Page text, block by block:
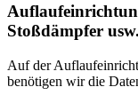
Stoßdämpfer
Auf der
benötigen wir die